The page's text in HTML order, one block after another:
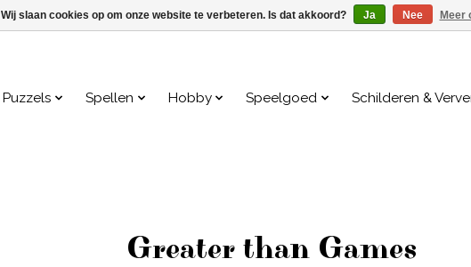
Puzzels Spellen Hobby Speelgoed Schilderen &
Greater than Games
Wij slaan cookies op om onze website te verbeteren. Is dat akkoord? Ja Nee Meer